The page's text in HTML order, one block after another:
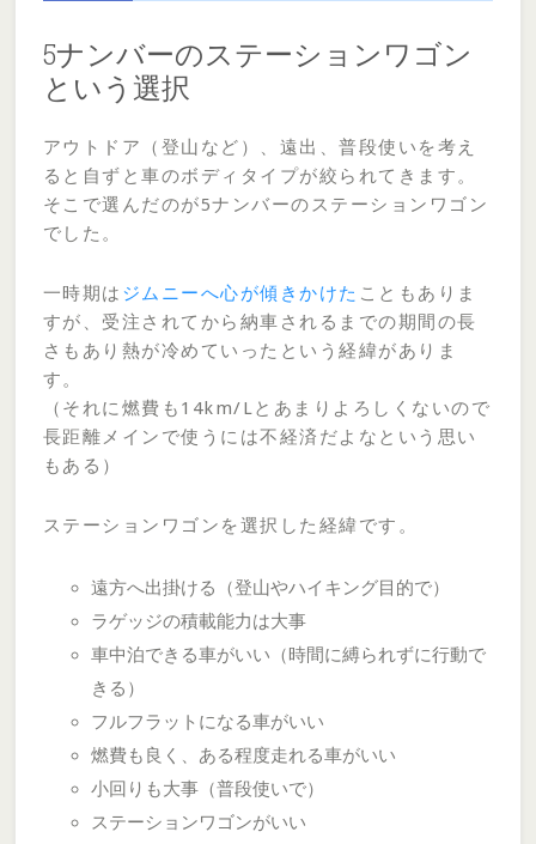
5ナンバーのステーションワゴン
という選択
アウトドア（登山など）、遠出、普段使いを考え
ると自ずと車のボディタイプが絞られてきます。
そこで選んだのが5ナンバーのステーションワゴン
でした。
一時期は ジムニーへ心が傾きかけた こともありま
すが、受注されてから納車されるまでの期間の長
さもあり熱が冷めていったという経緯がありま
す。
（それに燃費も14km/Lとあまりよろしくないので
長距離メインで使うには不経済だよなという思い
もある）
ステーションワゴンを選択した経緯です。
遠方へ出掛ける（登山やハイキング目的で）
ラゲッジの積載能力は大事
車中泊できる車がいい（時間に縛られずに行動で
きる）
フルフラットになる車がいい
燃費も良く、ある程度走れる車がいい
小回りも大事（普段使いで）
ステーションワゴンがいい